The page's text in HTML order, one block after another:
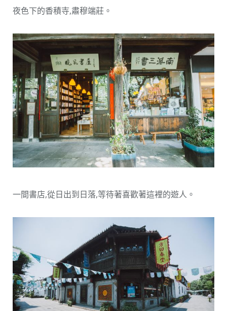
夜色下的香積寺,肅穆端莊。
一間書店,從日出到日落,等待著喜歡著這裡的遊人。